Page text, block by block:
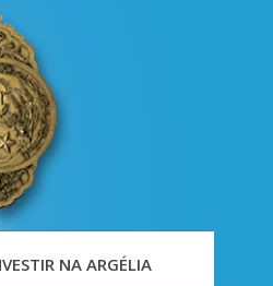
NA ARGÉLIA